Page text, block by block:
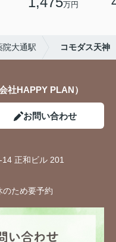
万円
院大通駅 コモダス天神
社HAPPY PLAN）
お問い合わせ
正和ビル 201
のため要予約